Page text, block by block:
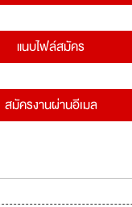
แนบไฟล์สมัคร
สมัครงานผ่านอีเมล